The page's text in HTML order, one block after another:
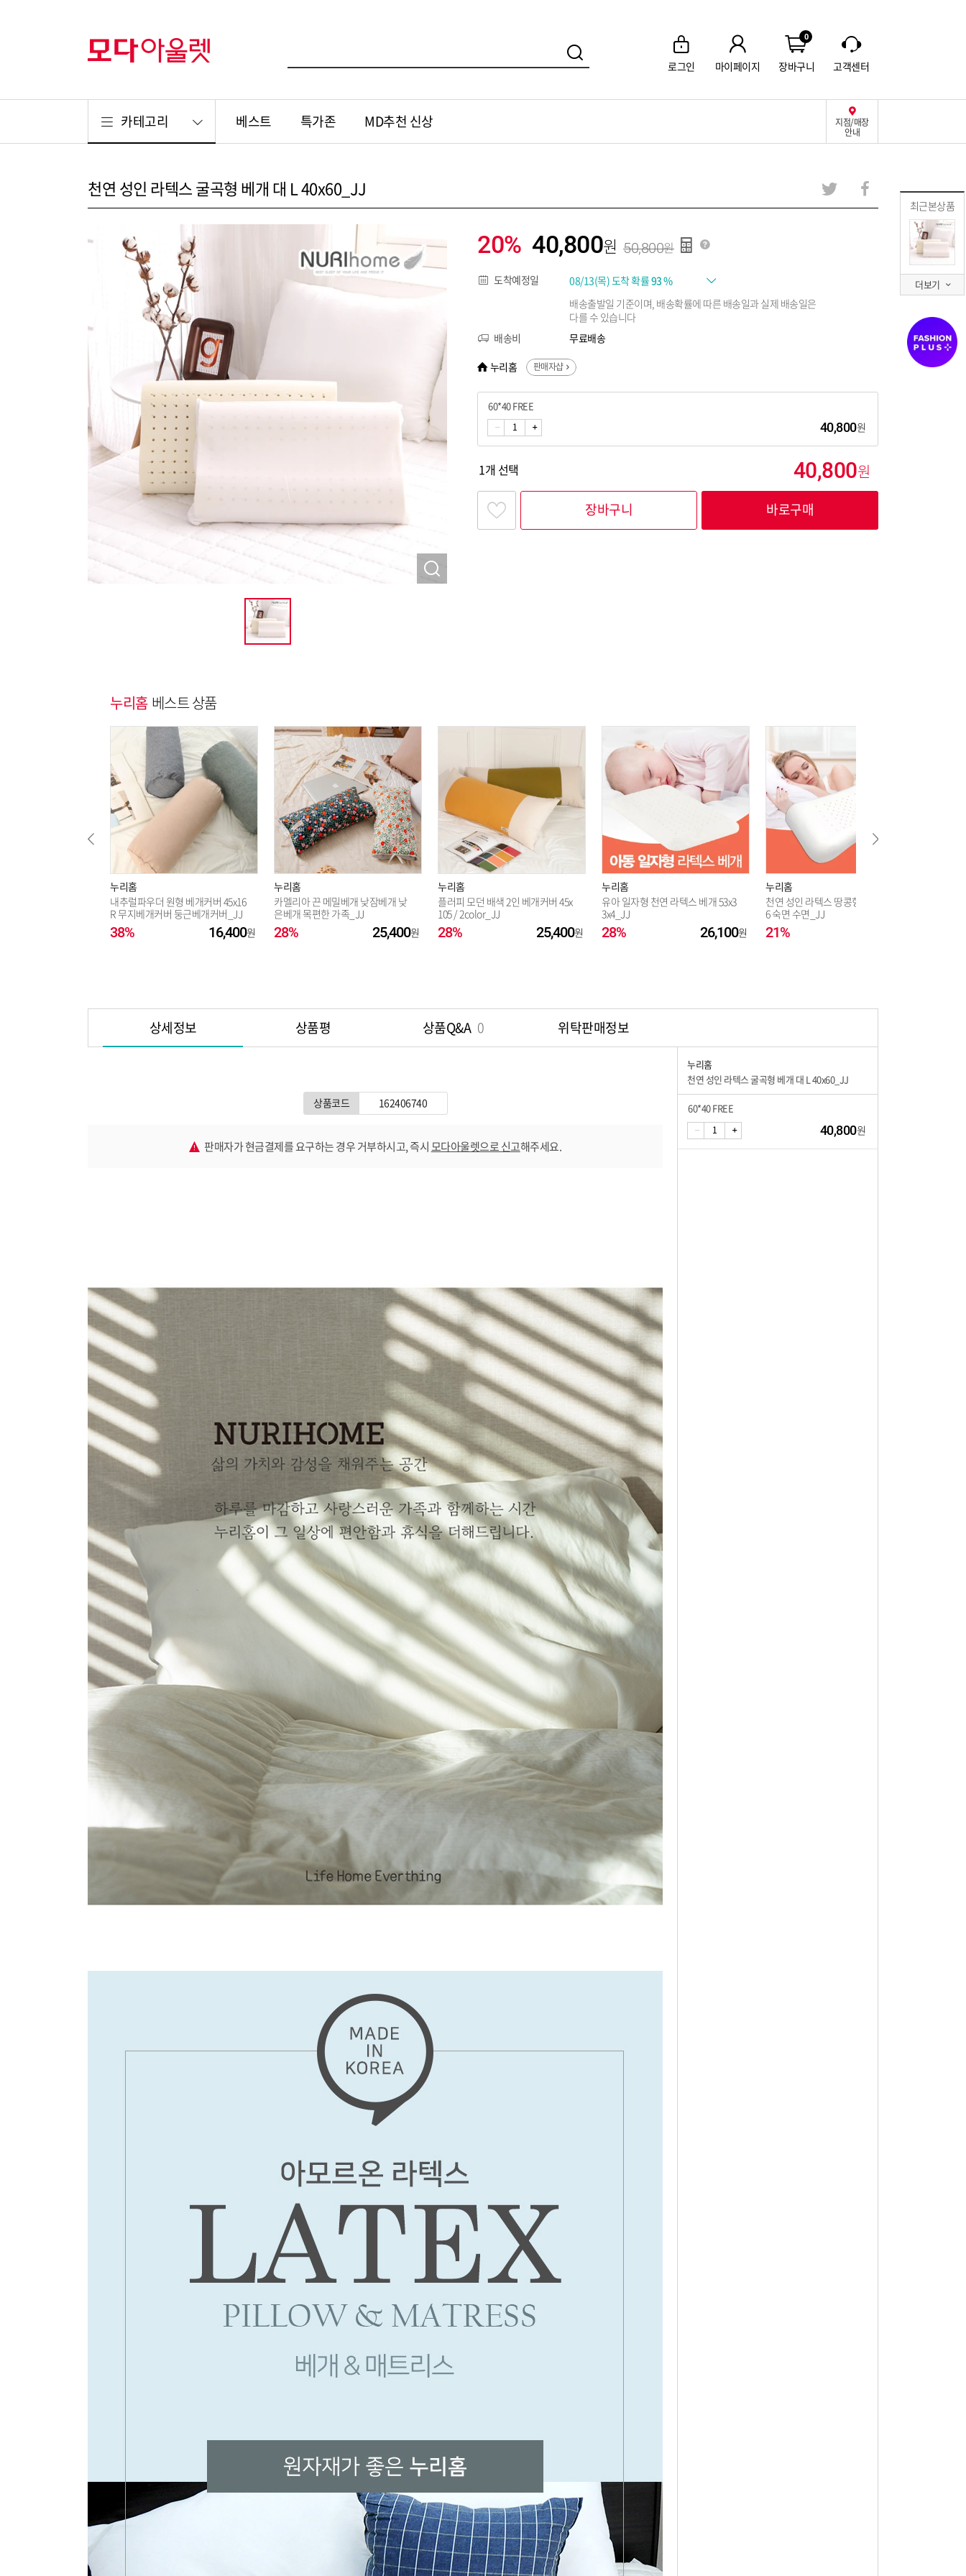
로그인 마이페이지
0
장바구니 고객센터
카테고리 지점/매장
안내
베스트 특가존 MD추천 신상
최근본상품
더보기
천연 성인 라텍스 굴곡형 베개 대 L 40x60_JJ
20% 40,800 50,800
도착예정일 08/13(목) 도착 확률93 %
배송출발일 기준이며, 배송확률에 따른 배송일과 실제 배송일은
다를 수 있습니다
배송비
무료배송
누리홈
판매자샵
60*40 FREE
40,800
1개 선택 40,800
장바구니 바로구매
누리홈 베스트 상품
누리홈
내추럴파우더 원형 베개커버 45x16
R 무지베개커버 둥근베개커버_JJ
38% 16,400
누리홈
카멜리아 끈 메밀베개 낮잠베개 낮
은베개 목편한 가족_JJ
28% 25,400
누리홈
플러피 모던 배색 2인 베개커버 45x
105 / 2color_JJ
28% 25,400
누리홈
유아 일자형 천연 라텍스 베개 53x3
3x4_JJ
28% 26,100
누리홈
천연 성인 라텍스 땅콩형 베개 38x5
6 숙면 수면_JJ
21%
상세정보 상품평 상품Q&A 0 위탁판매정보
상품코드 162406740
판매자가 현금결제를 요구하는 경우 거부하시고, 즉시모다아울렛으로 신고해주세요.
누리홈
천연 성인 라텍스 굴곡형 베개 대 L 40x60_JJ
60*40 FREE
40,800